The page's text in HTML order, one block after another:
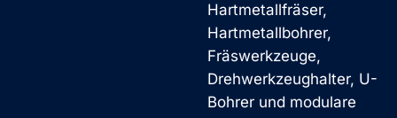
Hartmetallfräser,
Hartmetallbohrer,
Fräswerkzeuge,
Drehwerkzeughalter, U-
Bohrer und modulare